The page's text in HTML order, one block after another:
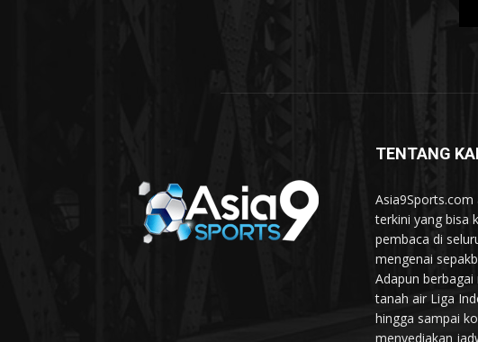
TENTANG
terkini yang bisa
pembaca di
mengenai
Adapun
tanah air Liga
hingga sampai
menyediakan